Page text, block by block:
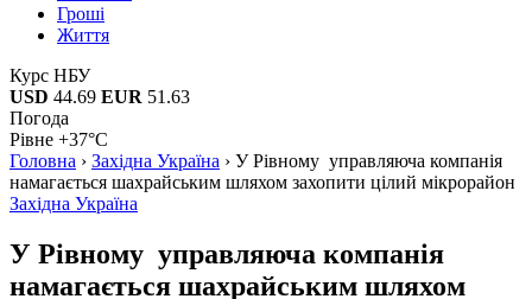
Гроші
Життя
Курс НБУ
USD 44.69 EUR 51.63
Погода
Рівне +37°C
Головна › Західна Україна › У Рівному управляюча компанія
намагається шахрайським шляхом захопити цілий мікрорайон
Західна Україна
У Рівному управляюча компанія
намагається шахрайським шляхом